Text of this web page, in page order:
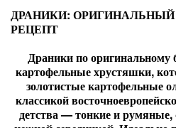
ДРАНИКИ:
РЕЦЕПТ
Драники по оригинальному
картофельные хрустяшки,
золотистые картофельные
классикой
детства — тонкие и